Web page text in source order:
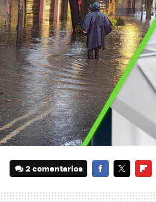
2 comentarios